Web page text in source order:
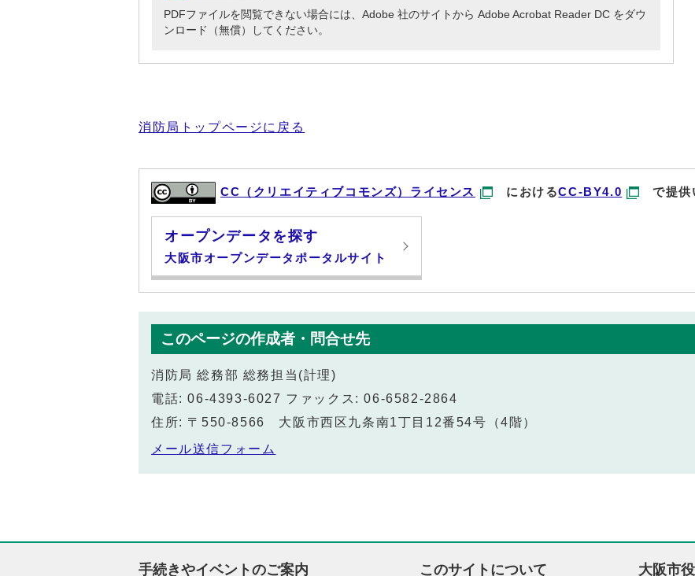
PDFファイルを閲覧できない場合には、Adobe 社のサイトから Adobe Acrobat Reader DC をダウ
ンロード（無償）してください。
消防局トップページに戻る
CC（クリエイティブコモンズ）ライセンス におけるCC-BY4.0 で提供
オープンデータを探す
大阪市オープンデータポータルサイト
このページの作成者・問合せ先
消防局 総務部 総務担当(計理)
電話: 06-4393-6027 ファックス: 06-6582-2864
住所: 〒550-8566 大阪市西区九条南1丁目12番54号（4階）
メール送信フォーム
手続きやイベントのご案内 このサイトについて 大阪市